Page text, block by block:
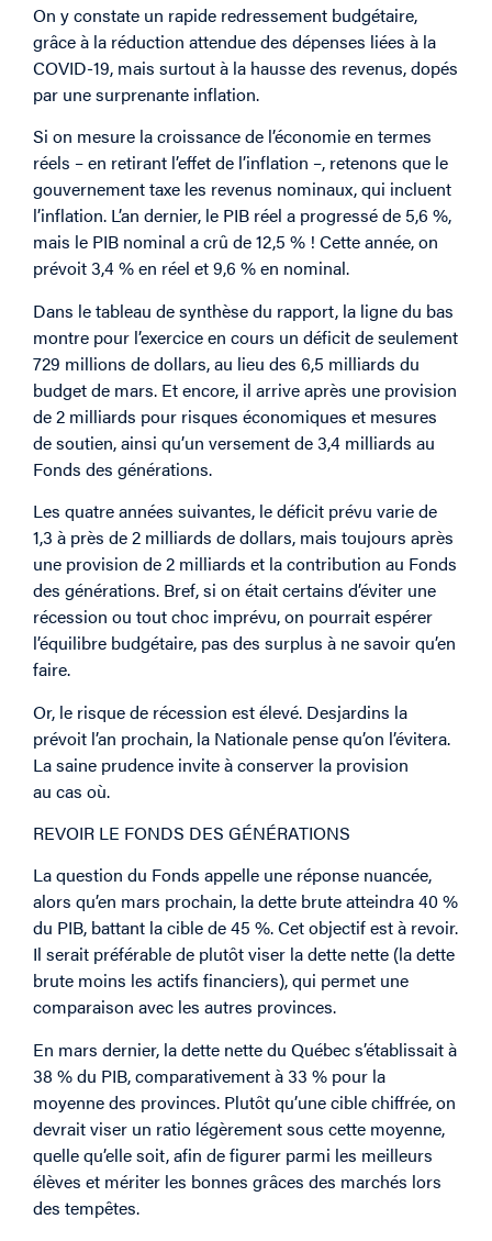
On y constate un rapide redressement budgétaire,
grâce à la réduction attendue des dépenses liées à la
COVID-19, mais surtout à la hausse des revenus, dopés
par une surprenante inflation.
Si on mesure la croissance de l’économie en termes
réels – en retirant l’effet de l’inflation –, retenons que le
gouvernement taxe les revenus nominaux, qui incluent
l’inflation. L’an dernier, le PIB réel a progressé de 5,6 %,
mais le PIB nominal a crû de 12,5 % ! Cette année, on
prévoit 3,4 % en réel et 9,6 % en nominal.
Dans le tableau de synthèse du rapport, la ligne du bas
montre pour l’exercice en cours un déficit de seulement
729 millions de dollars, au lieu des 6,5 milliards du
budget de mars. Et encore, il arrive après une provision
de 2 milliards pour risques économiques et mesures
de soutien, ainsi qu’un versement de 3,4 milliards au
Fonds des générations.
Les quatre années suivantes, le déficit prévu varie de
1,3 à près de 2 milliards de dollars, mais toujours après
une provision de 2 milliards et la contribution au Fonds
des générations. Bref, si on était certains d’éviter une
récession ou tout choc imprévu, on pourrait espérer
l’équilibre budgétaire, pas des surplus à ne savoir qu’en
faire.
Or, le risque de récession est élevé. Desjardins la
prévoit l’an prochain, la Nationale pense qu’on l’évitera.
La saine prudence invite à conserver la provision
au cas où.
REVOIR LE FONDS DES GÉNÉRATIONS
La question du Fonds appelle une réponse nuancée,
alors qu’en mars prochain, la dette brute atteindra 40 %
du PIB, battant la cible de 45 %. Cet objectif est à revoir.
Il serait préférable de plutôt viser la dette nette (la dette
brute moins les actifs financiers), qui permet une
comparaison avec les autres provinces.
En mars dernier, la dette nette du Québec s’établissait à
38 % du PIB, comparativement à 33 % pour la
moyenne des provinces. Plutôt qu’une cible chiffrée, on
devrait viser un ratio légèrement sous cette moyenne,
quelle qu’elle soit, afin de figurer parmi les meilleurs
élèves et mériter les bonnes grâces des marchés lors
des tempêtes.